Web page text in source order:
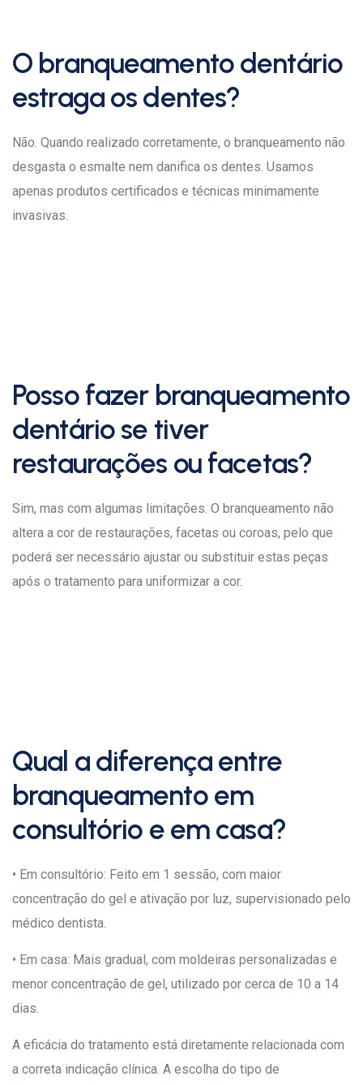
O branqueamento dentário
estraga os dentes?
Não. Quando realizado corretamente, o branqueamento não
desgasta o esmalte nem danifica os dentes. Usamos
apenas produtos certificados e técnicas minimamente
invasivas.
Posso fazer branqueamento
dentário se tiver
restaurações ou facetas?
Sim, mas com algumas limitações. O branqueamento não
altera a cor de restaurações, facetas ou coroas, pelo que
poderá ser necessário ajustar ou substituir estas peças
após o tratamento para uniformizar a cor.
Qual a diferença entre
branqueamento em
consultório e em casa?
• Em consultório: Feito em 1 sessão, com maior
concentração do gel e ativação por luz, supervisionado pelo
médico dentista.
• Em casa: Mais gradual, com moldeiras personalizadas e
menor concentração de gel, utilizado por cerca de 10 a 14
dias.
A eficácia do tratamento está diretamente relacionada com
a correta indicação clínica. A escolha do tipo de